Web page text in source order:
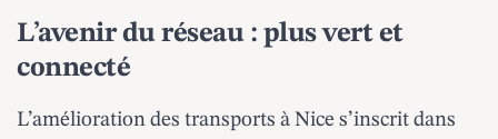
L’avenir du réseau : plus vert et
connecté
L’amélioration des transports à Nice s’inscrit dans